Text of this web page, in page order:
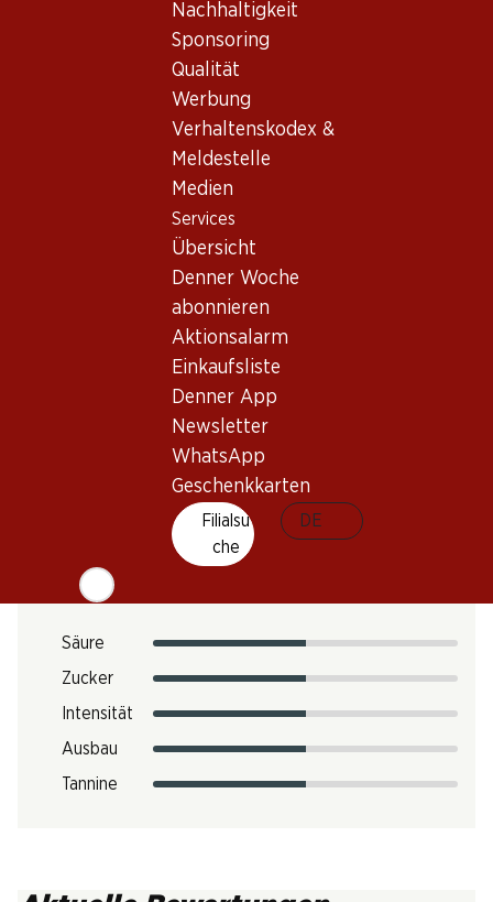
Nachhaltigkeit
Sponsoring
Qualität
Werbung
Verhaltenskodex &
Meldestelle
Medien
Services
Übersicht
Denner Woche
abonnieren
Aktionsalarm
Einkaufsliste
Denner App
Newsletter
WhatsApp
Geschenkkarten
Filialsu
che
DE
Wissenswertes
CO2-Fussabdruck
Geschmack
Säure
Zucker
Intensität
Ausbau
Tannine